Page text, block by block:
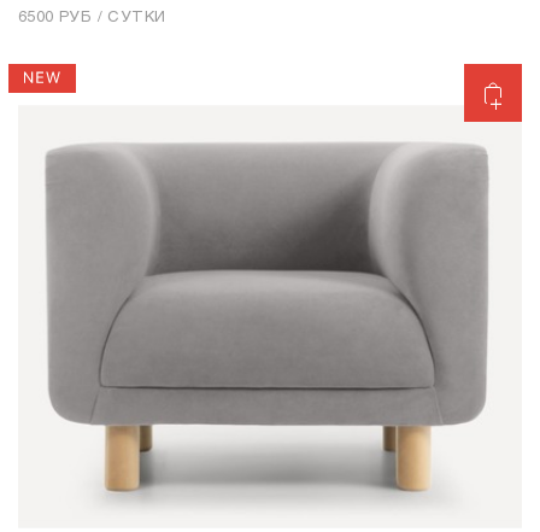
6500 РУБ / СУТКИ